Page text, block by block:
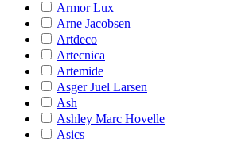
Armor Lux
Arne Jacobsen
Artdeco
Artecnica
Artemide
Asger Juel Larsen
Ash
Ashley Marc Hovelle
Asics